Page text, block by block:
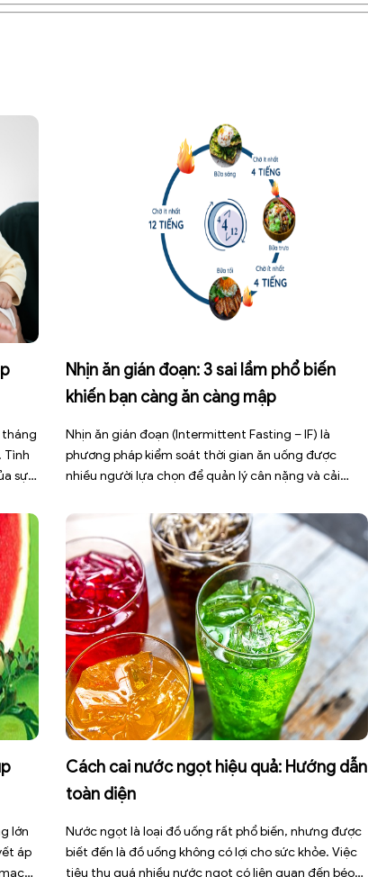
tháng
Tình
sự
Nhịn ăn gián đoạn: 3 sai lầm phổ biến
khiến bạn càng ăn càng mập
Nhịn ăn gián đoạn (Intermittent Fasting – IF) là
phương pháp kiểm soát thời gian ăn uống được
nhiều người lựa chọn để quản lý cân nặng và cải
cách không những làm giảm hiệu quả giảm cân mà
còn gây kiệt sức, mất cơ […]
lớn
áp
Cách cai nước ngọt hiệu quả: Hướng dẫn
toàn diện
Nước ngọt là loại đồ uống rất phổ biến, nhưng được
biết đến là đồ uống không có lợi cho sức khỏe. Việc
tiêu thụ quá nhiều nước ngọt có liên quan đến béo